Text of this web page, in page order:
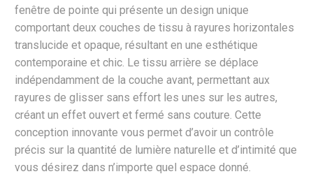
fenêtre de pointe qui présente un design unique
comportant deux couches de tissu à rayures horizontales
translucide et opaque, résultant en une esthétique
contemporaine et chic. Le tissu arrière se déplace
indépendamment de la couche avant, permettant aux
rayures de glisser sans effort les unes sur les autres,
créant un effet ouvert et fermé sans couture. Cette
conception innovante vous permet d’avoir un contrôle
précis sur la quantité de lumière naturelle et d’intimité que
vous désirez dans n’importe quel espace donné.